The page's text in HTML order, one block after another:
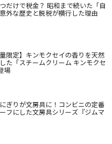
だけで税金？ 昭和まで続いた「自
外な歴史と脱税が横行した理由
量限定】キンモクセイの香りを天然
た「スチームクリーム キンモクセ
場
ぎりが文房具に！コンビニの定番
フにした文房具シリーズ『ジムマ